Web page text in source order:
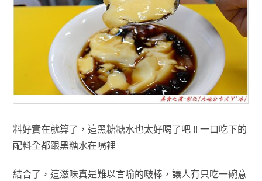
料好實在就算了 ，這黑糖糖水也太好喝了吧 !! 一口吃下的
配料全都跟黑糖水在嘴裡
結合了，這滋味真是難以言喻的啵棒，讓人有只吃一碗意